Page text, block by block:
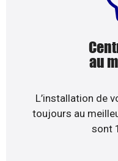
au
L’installation de
toujours au
sont